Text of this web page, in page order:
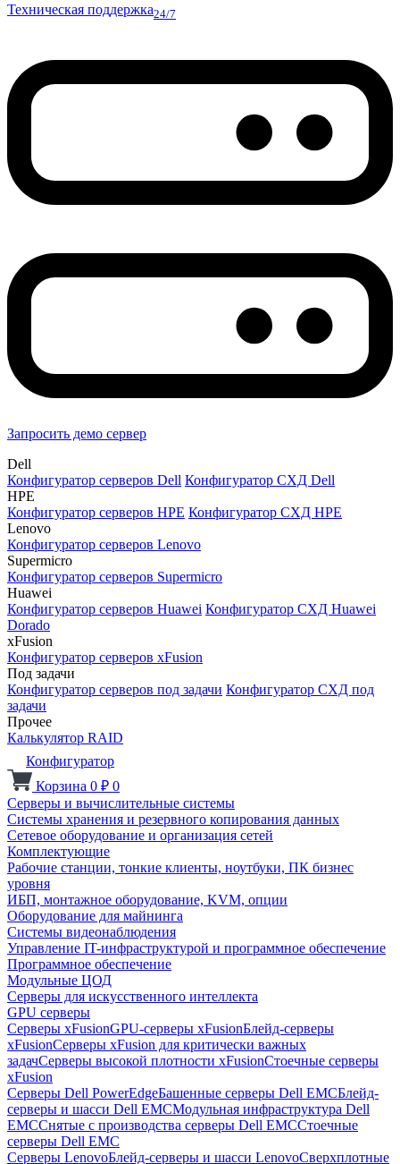
Техническая поддержка24/7
Запросить демо сервер
Dell
Конфигуратор серверов Dell Конфигуратор СХД Dell
HPE
Конфигуратор серверов HPE Конфигуратор СХД HPE
Lenovo
Конфигуратор серверов Lenovo
Supermicro
Конфигуратор серверов Supermicro
Huawei
Конфигуратор серверов Huawei Конфигуратор СХД Huawei
Dorado
xFusion
Конфигуратор серверов xFusion
Под задачи
Конфигуратор серверов под задачи Конфигуратор СХД под
задачи
Прочее
Калькулятор RAID
Конфигуратор
Корзина 0 ₽ 0
Серверы и вычислительные системы
Системы хранения и резервного копирования данных
Сетевое оборудование и организация сетей
Комплектующие
Рабочие станции, тонкие клиенты, ноутбуки, ПК бизнес
уровня
ИБП, монтажное оборудование, KVM, опции
Оборудование для майнинга
Системы видеонаблюдения
Управление IT-инфраструктурой и программное обеспечение
Программное обеспечение
Модульные ЦОД
Серверы для искусственного интеллекта
GPU серверы
Серверы xFusionGPU-серверы xFusionБлейд-серверы
xFusionСерверы xFusion для критически важных
задачСерверы высокой плотности xFusionСтоечные серверы
xFusion
Серверы Dell PowerEdgeБашенные серверы Dell EMCБлейд-
серверы и шасси Dell EMCМодульная инфраструктура Dell
EMCСнятые с производства серверы Dell EMCСтоечные
серверы Dell EMC
Серверы LenovoБлейд-серверы и шасси LenovoСверхплотные